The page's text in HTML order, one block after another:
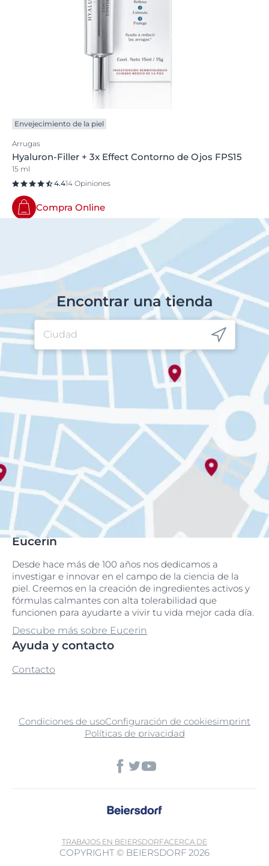
Envejecimiento de la piel
Arrugas
Hyaluron-Filler + 3x Effect Contorno de Ojos FPS15
15 ml
4.414 Opiniones
Compra Online
Encontrar una tienda
Eucerin
Desde hace más de 100 años nos dedicamos a
investigar e innovar en el campo de la ciencia de la
piel. Creemos en la creación de ingredientes activos y
fórmulas calmantes con alta tolerabilidad que
funcionen para ayudarte a vivir tu vida mejor cada día.
Descube más sobre Eucerin
Ayuda y contacto
Contacto
Condiciones de usoConfiguración de cookiesimprint
Políticas de privacidad
TRABAJOS EN BEIERSDORFACERCA DE
COPYRIGHT © BEIERSDORF 2026